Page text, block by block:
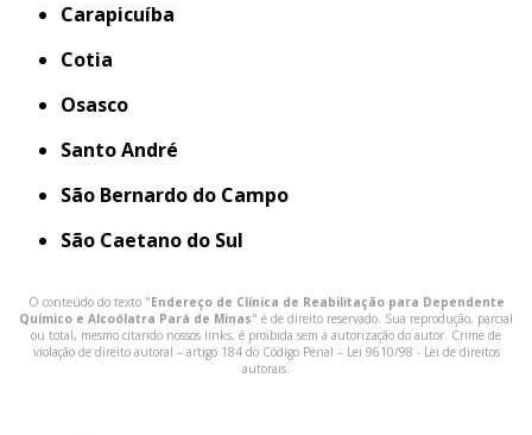
Carapicuíba
Cotia
Osasco
Santo André
São Bernardo do Campo
São Caetano do Sul
O conteúdo do texto "Endereço de Clínica de Reabilitação para Dependente
Químico e Alcoólatra Pará de Minas" é de direito reservado. Sua reprodução, parcial
ou total, mesmo citando nossos links, é proibida sem a autorização do autor. Crime de
violação de direito autoral – artigo 184 do Código Penal – Lei 9610/98 - Lei de direitos
autorais.